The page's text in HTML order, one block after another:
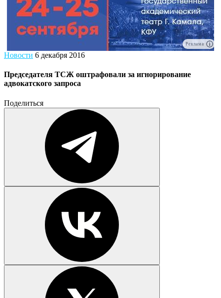
Реклама
Новости 6 декабря 2016
Председателя ТСЖ оштрафовали за игнорирование
адвокатского запроса
Поделиться